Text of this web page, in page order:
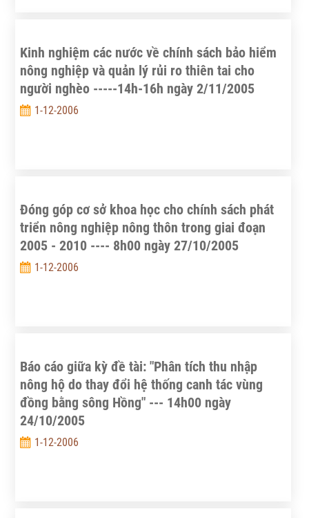
Kinh nghiệm các nước về chính sách bảo hiểm
nông nghiệp và quản lý rủi ro thiên tai cho
người nghèo -----14h-16h ngày 2/11/2005
1-12-2006
Đóng góp cơ sở khoa học cho chính sách phát
triển nông nghiệp nông thôn trong giai đoạn
2005 - 2010 ---- 8h00 ngày 27/10/2005
1-12-2006
Báo cáo giữa kỳ đề tài: "Phân tích thu nhập
nông hộ do thay đổi hệ thống canh tác vùng
đồng bằng sông Hồng" --- 14h00 ngày
24/10/2005
1-12-2006